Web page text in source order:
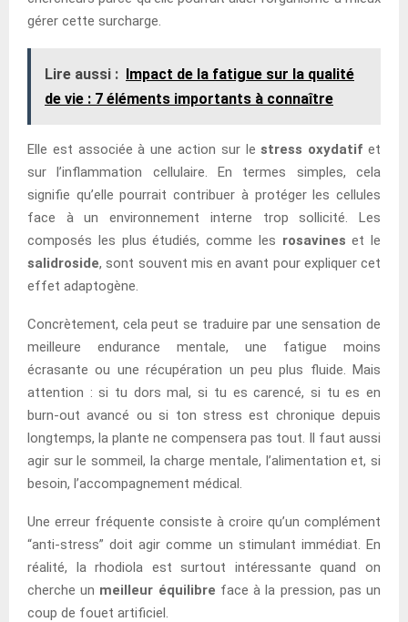
gérer cette surcharge.
Lire aussi : Impact de la fatigue sur la qualité
de vie : 7 éléments importants à connaître
Elle est associée à une action sur lestress oxydatif et
sur l’inflammation cellulaire. En termes simples, cela
signifie qu’elle pourrait contribuer à protéger les cellules
face à un environnement interne trop sollicité. Les
composés les plus étudiés, comme les rosavines et le
salidroside, sont souvent mis en avant pour expliquer cet
effet adaptogène.
Concrètement, cela peut se traduire par une sensation de
meilleure endurance mentale, une fatigue moins
écrasante ou une récupération un peu plus fluide. Mais
attention : si tu dors mal, si tu es carencé, si tu es en
burn-out avancé ou si ton stress est chronique depuis
longtemps, la plante ne compensera pas tout. Il faut aussi
agir sur le sommeil, la charge mentale, l’alimentation et, si
besoin, l’accompagnement médical.
Une erreur fréquente consiste à croire qu’un complément
“anti-stress” doit agir comme un stimulant immédiat. En
réalité, la rhodiola est surtout intéressante quand on
cherche un meilleur équilibre face à la pression, pas un
coup de fouet artificiel.